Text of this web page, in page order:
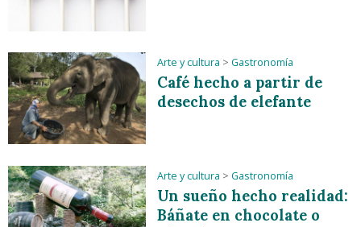
Arte y cultura > Gastronomía
Café hecho a partir de
desechos de elefante
Arte y cultura > Gastronomía
Un sueño hecho realidad:
Báñate en chocolate o